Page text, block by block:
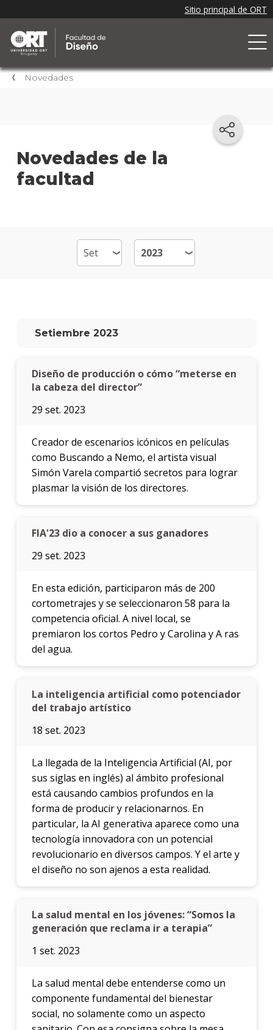
Novedades
Novedades de la
facultad
Setiembre 2023
Diseño de producción o cómo “meterse en
la cabeza del director”
29 set. 2023
Creador de escenarios icónicos en películas
como Buscando a Nemo, el artista visual
Simón Varela compartió secretos para lograr
plasmar la visión de los directores.
FIA'23 dio a conocer a sus ganadores
29 set. 2023
En esta edición, participaron más de 200
cortometrajes y se seleccionaron 58 para la
competencia oficial. A nivel local, se
premiaron los cortos Pedro y Carolina y A ras
del agua.
La inteligencia artificial como potenciador
del trabajo artístico
18 set. 2023
La llegada de la Inteligencia Artificial (AI, por
sus siglas en inglés) al ámbito profesional
está causando cambios profundos en la
forma de producir y relacionarnos. En
particular, la AI generativa aparece como una
tecnología innovadora con un potencial
revolucionario en diversos campos. Y el arte y
el diseño no son ajenos a esta realidad.
La salud mental en los jóvenes: “Somos la
generación que reclama ir a terapia”
1 set. 2023
La salud mental debe entenderse como un
componente fundamental del bienestar
social, no solamente como un aspecto